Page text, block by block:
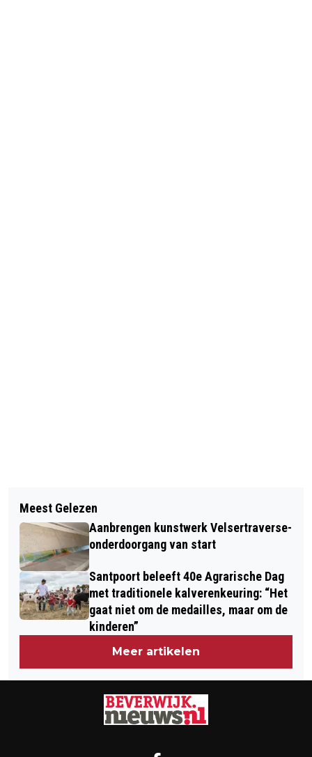
WARMETRUIENDAG: TRUI AAN EN
VERWARMING EN GRAADJE LAGER
EFFECTIEF TEGEN CO2-UITSTOOT
SUZANNE SCHULTING PROLONGEERT
OLYMPISCHE TITEL MET OPNIEUW
GOUD OP DE 1000 METER
Meest Gelezen
Aanbrengen kunstwerk Velsertraverse-
onderdoorgang van start
Santpoort beleeft 40e Agrarische Dag
met traditionele kalverenkeuring: “Het
gaat niet om de medailles, maar om de
kinderen”
Meer artikelen